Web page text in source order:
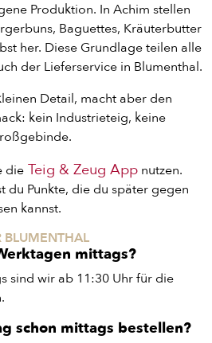
Produktion. In Achim stellen
Baguettes, Kräuterbutter
her. Diese Grundlage teilen alle
der Lieferservice in Blumenthal.
Detail, macht aber den
kein Industrieteig, keine
die Teig & Zeug App nutzen.
du Punkte, die du später gegen
kannst.
BLUMENTHAL
mittags?
sind wir ab 11:30 Uhr für die
schon mittags bestellen?